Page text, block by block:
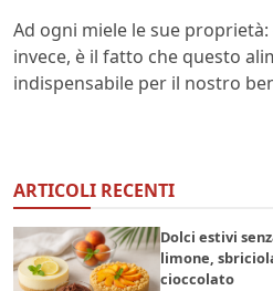
Ad ogni miele le sue
invece, è il fatto che questo
indispensabile per il nostro
ARTICOLI RECENTI
Dolci estivi
limone,
cioccolato